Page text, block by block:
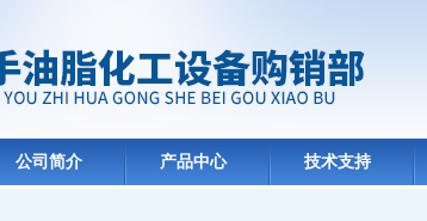
公司简介 产品中心 技术支持